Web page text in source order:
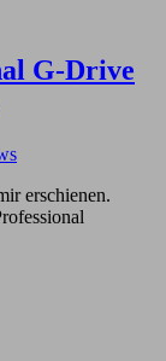
G-Drive
erschienen.